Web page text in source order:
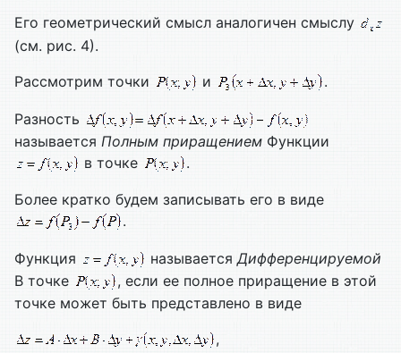
Его геометрический смысл аналогичен смыслу
(см. рис. 4).
Рассмотрим точки
и .
Разность
называется Полным приращением Функции
в точке
.
Более кратко будем записывать его в виде
.
Функция называется Дифференцируемой
В точке
, если ее полное приращение в этой
точке может быть представлено в виде
,